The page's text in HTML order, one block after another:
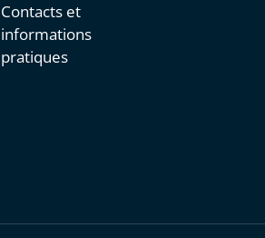
Contacts et
informations
pratiques